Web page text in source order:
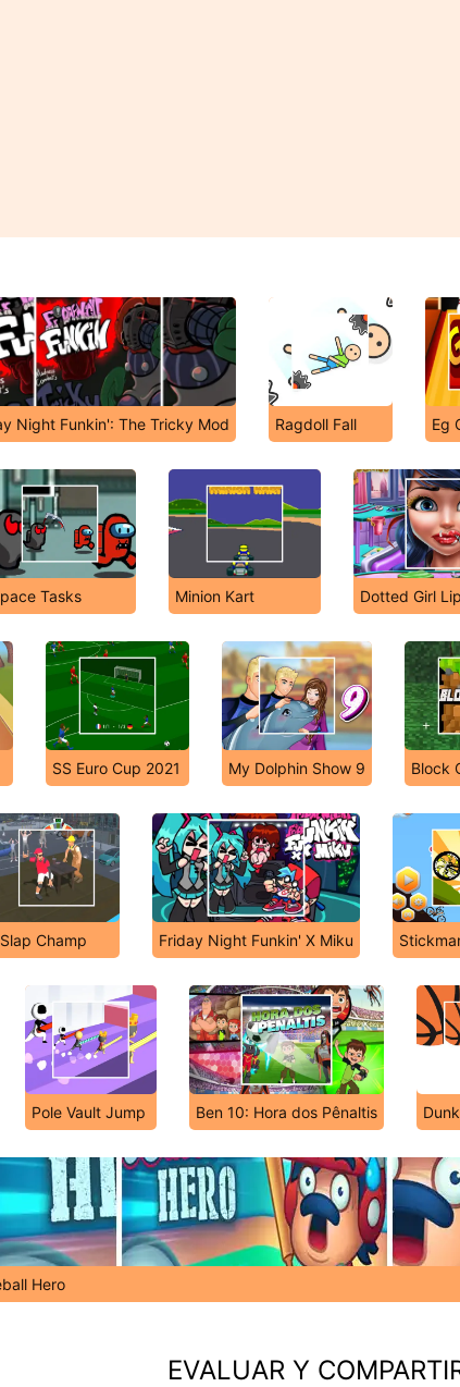
Night Funkin': The Tricky Mod Ragdoll Fall Eg
Tasks Minion Kart Dotted Girl
SS Euro Cup 2021 My Dolphin Show 9 Block
Slap Champ Friday Night Funkin' X Miku
Pole Vault Jump Ben 10: Hora dos Pênaltis
Hero
EVALUAR Y